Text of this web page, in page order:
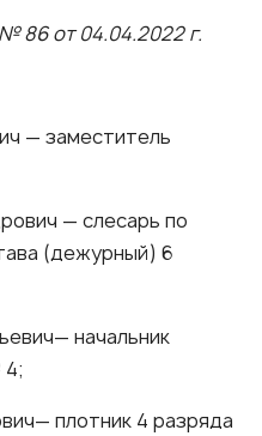
86 от 04.04.2022 г.
— заместитель
— слесарь по
(дежурный) 6
начальник
4;
плотник 4 разряда